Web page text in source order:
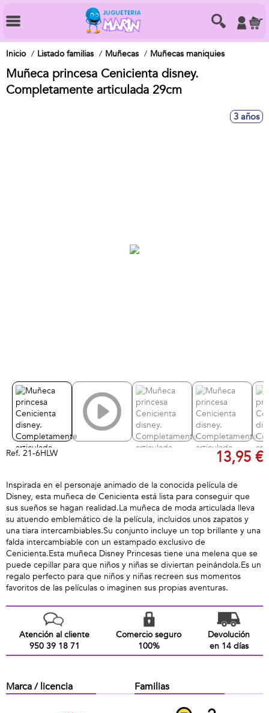
Inicio Listado familias Muñecas Muñecas maniquies
Muñeca princesa Cenicienta disney.
Completamente articulada 29cm
3 años
Ref. 21-6HLW 13,95 €
Inspirada en el personaje animado de la conocida película de
Disney, esta muñeca de Cenicienta está lista para conseguir que
sus sueños se hagan realidad.La muñeca de moda articulada lleva
su atuendo emblemático de la película, incluidos unos zapatos y
una tiara intercambiables.Su conjunto incluye un top brillante y una
falda intercambiable con un estampado exclusivo de
Cenicienta.Esta muñeca Disney Princesas tiene una melena que se
puede cepillar para que niños y niñas se diviertan peinándola.Es un
regalo perfecto para que niños y niñas recreen sus momentos
favoritos de las películas o imaginen sus propias aventuras.
Atención al cliente
950 39 18 71
Comercio seguro
100%
Devolución
en 14 días
Marca / licencia Familias